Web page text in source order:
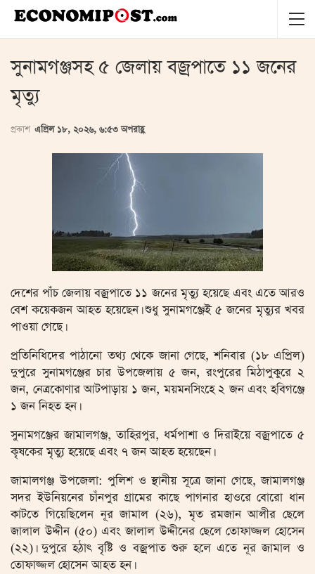
সুনামগঞ্জসহ ৫ জেলায় বজ্রপাতে ১১ জনের
মৃত্যু
প্রকাশ এপ্রিল ১৮, ২০২৬, ৬:৫৩ অপরাহ্ণ
দেশের পাঁচ জেলায় বজ্রপাতে ১১ জনের মৃত্যু হয়েছে এবং এতে আরও
বেশ কয়েকজন আহত হয়েছেন। শুধু সুনামগঞ্জেই ৫ জনের মৃত্যুর খবর
পাওয়া গেছে।
প্রতিনিধিদের পাঠানো তথ্য থেকে জানা গেছে, শনিবার (১৮ এপ্রিল)
দুপুরে সুনামগঞ্জের চার উপজেলায় ৫ জন, রংপুরের মিঠাপুকুরে ২
জন, নেত্রকোণার আটপাড়ায় ১ জন, ময়মনসিংহে ২ জন এবং হবিগঞ্জে
১ জন নিহত হন।
সুনামগঞ্জের জামালগঞ্জ, তাহিরপুর, ধর্মপাশা ও দিরাইয়ে বজ্রপাতে ৫
কৃষকের মৃত্যু হয়েছে এবং ৭ জন আহত হয়েছেন।
জামালগঞ্জ উপজেলা: পুলিশ ও স্থানীয় সূত্রে জানা গেছে, জামালগঞ্জ
সদর ইউনিয়নের চাঁনপুর গ্রামের কাছে পাগনার হাওরে বোরো ধান
কাটতে গিয়েছিলেন নূর জামাল (২৬), মৃত রমজান আলীর ছেলে
জালাল উদ্দীন (৫০) এবং জালাল উদ্দীনের ছেলে তোফাজ্জল হোসেন
(২২)। দুপুরে হঠাৎ বৃষ্টি ও বজ্রপাত শুরু হলে এতে নূর জামাল ও
তোফাজ্জল হোসেন আহত হন।